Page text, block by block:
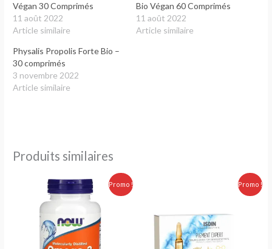
Végan 30 Comprimés
11 août 2022
Article similaire
Bio Végan 60 Comprimés
11 août 2022
Article similaire
Physalis Propolis Forte Bio –
30 comprimés
3 novembre 2022
Article similaire
Produits similaires
Promo !
Le
prix
initial
250.00 Dhs.
Le
prix
actuel
est :
209.00 Dhs.
Promo !
350.00 Dhs.